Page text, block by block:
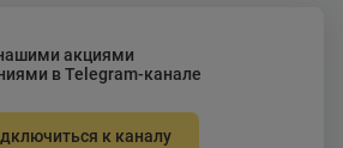
акциями
в Telegram-канале
к каналу